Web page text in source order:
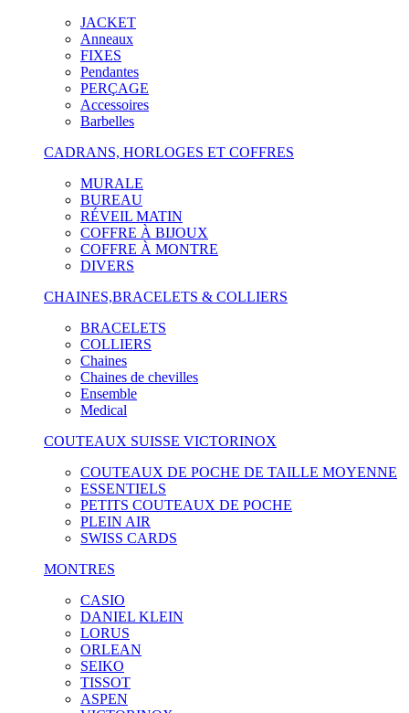
JACKET
Anneaux
FIXES
Pendantes
PERÇAGE
Accessoires
Barbelles
CADRANS, HORLOGES ET COFFRES
MURALE
BUREAU
RÉVEIL MATIN
COFFRE À BIJOUX
COFFRE À MONTRE
DIVERS
CHAINES,BRACELETS & COLLIERS
BRACELETS
COLLIERS
Chaines
Chaines de chevilles
Ensemble
Medical
COUTEAUX SUISSE VICTORINOX
COUTEAUX DE POCHE DE TAILLE MOYENNE
ESSENTIELS
PETITS COUTEAUX DE POCHE
PLEIN AIR
SWISS CARDS
MONTRES
CASIO
DANIEL KLEIN
LORUS
ORLEAN
SEIKO
TISSOT
ASPEN